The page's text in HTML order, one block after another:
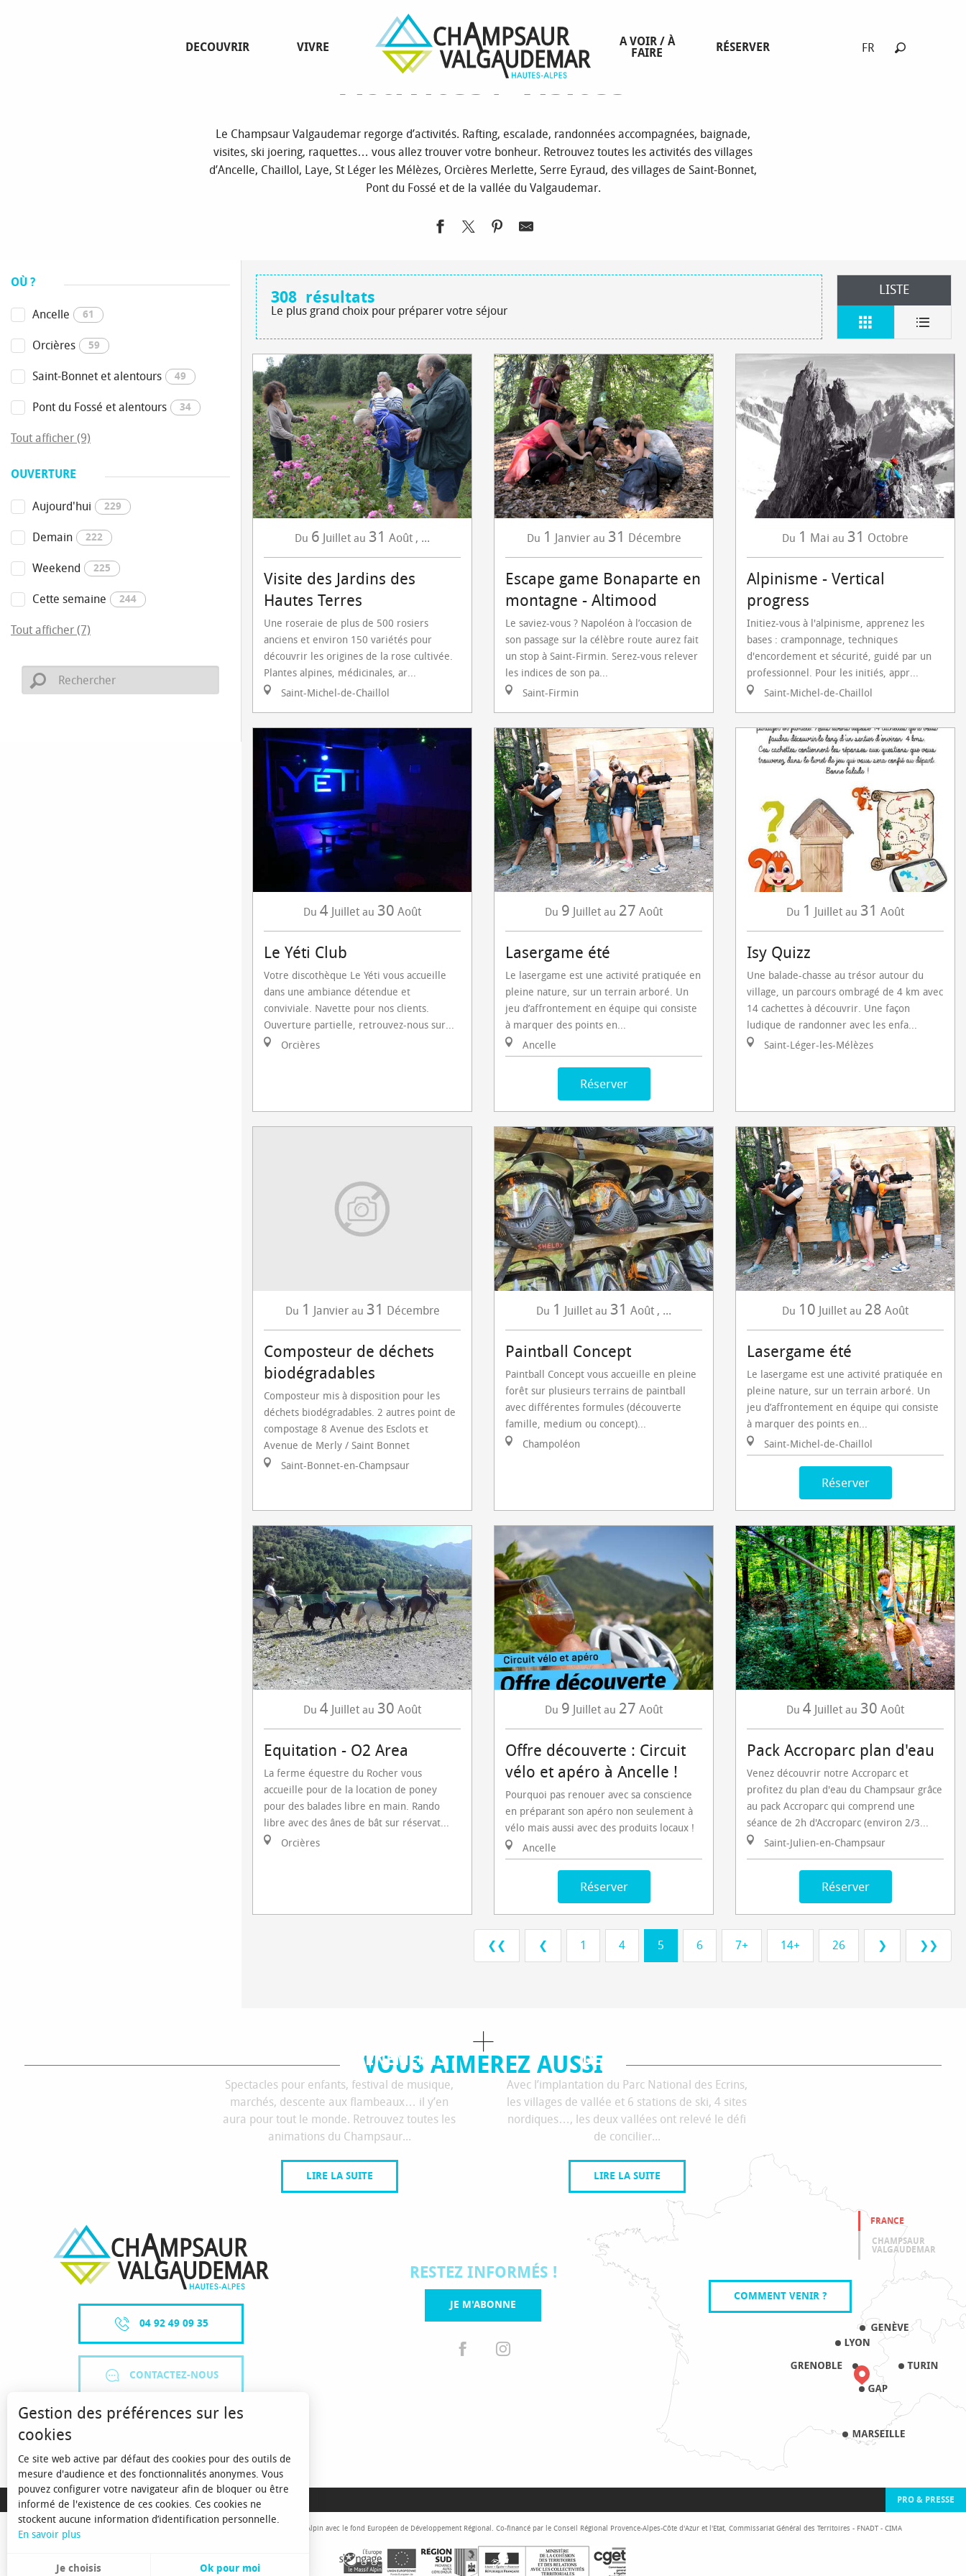
FR
DECOUVRIR VIVRE
A VOIR / À
FAIRE
RÉSERVER
Page d’accueil
Activités / Visites
Le Champsaur Valgaudemar regorge d’activités. Rafting, escalade, randonnées accompagnées, baignade,
visites, ski joering, raquettes… vous allez trouver votre bonheur. Retrouvez toutes les activités des villages
d’Ancelle, Chaillol, Laye, St Léger les Mélèzes, Orcières Merlette, Serre Eyraud, des villages de Saint-Bonnet,
Pont du Fossé et de la vallée du Valgaudemar.
OÙ ?
Ancelle 61
Orcières 59
Saint-Bonnet et alentours 49
Pont du Fossé et alentours 34
Tout afficher (9)
OUVERTURE
Aujourd'hui 229
Demain 222
Weekend 225
Cette semaine 244
Tout afficher (7)
308 résultats
Le plus grand choix pour préparer votre séjour
LISTE
Du 6 Juillet au 31 Août , ...
Visite des Jardins des
Hautes Terres
Une roseraie de plus de 500 rosiers
anciens et environ 150 variétés pour
découvrir les origines de la rose cultivée.
Plantes alpines, médicinales, ar...
Saint-Michel-de-Chaillol
Du 1 Janvier au 31 Décembre
Escape game Bonaparte en
montagne - Altimood
Le saviez-vous ? Napoléon à l’occasion de
son passage sur la célèbre route aurez fait
un stop à Saint-Firmin. Serez-vous relever
les indices de son pa...
Saint-Firmin
Du 1 Mai au 31 Octobre
Alpinisme - Vertical
progress
Initiez-vous à l'alpinisme, apprenez les
bases : cramponnage, techniques
d'encordement et sécurité, guidé par un
professionnel. Pour les initiés, appr...
Saint-Michel-de-Chaillol
Du 4 Juillet au 30 Août
Le Yéti Club
Votre discothèque Le Yéti vous accueille
dans une ambiance détendue et
conviviale. Navette pour nos clients.
Ouverture partielle, retrouvez-nous sur...
Orcières
Du 9 Juillet au 27 Août
Lasergame été
Le lasergame est une activité pratiquée en
pleine nature, sur un terrain arboré. Un
jeu d’affrontement en équipe qui consiste
à marquer des points en...
Ancelle
Réserver
Du 1 Juillet au 31 Août
Isy Quizz
Une balade-chasse au trésor autour du
village, un parcours ombragé de 4 km avec
14 cachettes à découvrir. Une façon
ludique de randonner avec les enfa...
Saint-Léger-les-Mélèzes
Du 1 Janvier au 31 Décembre
Composteur de déchets
biodégradables
Composteur mis à disposition pour les
déchets biodégradables. 2 autres point de
compostage 8 Avenue des Esclots et
Avenue de Merly / Saint Bonnet
Saint-Bonnet-en-Champsaur
Du 1 Juillet au 31 Août , ...
Paintball Concept
Paintball Concept vous accueille en pleine
forêt sur plusieurs terrains de paintball
avec différentes formules (découverte
famille, medium ou concept)...
Champoléon
Du 10 Juillet au 28 Août
Lasergame été
Le lasergame est une activité pratiquée en
pleine nature, sur un terrain arboré. Un
jeu d’affrontement en équipe qui consiste
à marquer des points en...
Saint-Michel-de-Chaillol
Réserver
Du 4 Juillet au 30 Août
Equitation - O2 Area
La ferme équestre du Rocher vous
accueille pour de la location de poney
pour des balades libre en main. Rando
libre avec des ânes de bât sur réservat...
Orcières
Du 9 Juillet au 27 Août
Offre découverte : Circuit
vélo et apéro à Ancelle !
Pourquoi pas renouer avec sa conscience
en préparant son apéro non seulement à
vélo mais aussi avec des produits locaux !
Ancelle
Réserver
Du 4 Juillet au 30 Août
Pack Accroparc plan d'eau
Venez découvrir notre Accroparc et
profitez du plan d'eau du Champsaur grâce
au pack Accroparc qui comprend une
séance de 2h d'Accroparc (environ 2/3...
Saint-Julien-en-Champsaur
Réserver
❮❮ ❮ 1 4 5 6 7+ 14+ 26 ❯ ❯❯
VOUS AIMEREZ AUSSI
ANIMATIONS / ÉVÈNEMENTS
Spectacles pour enfants, festival de musique,
marchés, descente aux flambeaux… il y’en
aura pour tout le monde. Retrouvez toutes les
animations du Champsaur...
LIRE LA SUITE
DECOUVRIR
Avec l’implantation du Parc National des Ecrins,
les villages de vallée et 6 stations de ski, 4 sites
nordiques…, les deux vallées ont relevé le défi
de concilier...
LIRE LA SUITE
04 92 49 09 35
CONTACTEZ-NOUS
RESTEZ INFORMÉS !
JE M'ABONNE
FRANCE
CHAMPSAUR
VALGAUDEMAR
COMMENT VENIR ?
MENTIONS LÉGALES PRO & PRESSE
Avec le concours de l'Union Européenne. L'Europe s'engage sur le Massif Alpin avec le fond Européen de Développement Régional. Co-financé par le Conseil Régional Provence-Alpes-Côte d'Azur et l'Etat, Commissariat Général des Territoires - FNADT - CIMA
Gestion des préférences sur les
cookies
Ce site web active par défaut des cookies pour des outils de
mesure d'audience et des fonctionnalités anonymes. Vous
pouvez configurer votre navigateur afin de bloquer ou être
informé de l'existence de ces cookies. Ces cookies ne
stockent aucune information d’identification personnelle.
En savoir plus
Je choisis Ok pour moi